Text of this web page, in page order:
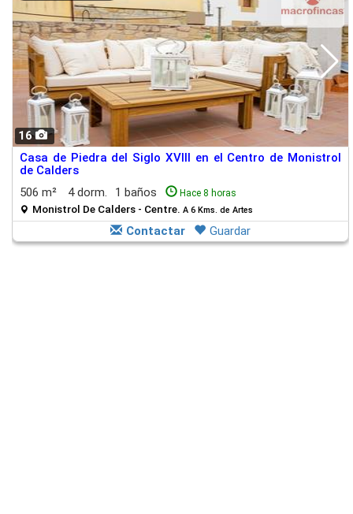
16
Casa de Piedra del Siglo XVIII en el Centro de Monistrol
de Calders
506 m²
4 dorm. 1 baños Hace 8 horas
Monistrol De Calders - Centre. A 6 Kms. de Artes
Contactar Guardar